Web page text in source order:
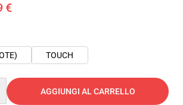
€
TOUCH
AGGIUNGI AL CARRELLO